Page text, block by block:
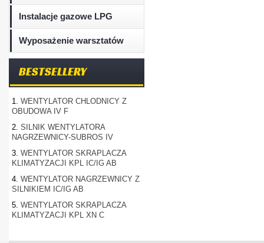
Instalacje gazowe LPG
Wyposażenie warsztatów
BESTSELLERY
1. WENTYLATOR CHLODNICY Z
OBUDOWA IV F
2. SILNIK WENTYLATORA
NAGRZEWNICY-SUBROS IV
3. WENTYLATOR SKRAPLACZA
KLIMATYZACJI KPL IC/IG AB
4. WENTYLATOR NAGRZEWNICY Z
SILNIKIEM IC/IG AB
5. WENTYLATOR SKRAPLACZA
KLIMATYZACJI KPL XN C